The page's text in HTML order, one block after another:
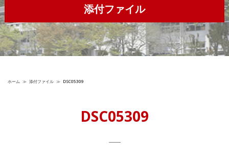
添付ファイル
ホーム ≫ 添付ファイル ≫ DSC05309
DSC05309